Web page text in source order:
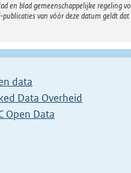
en blad gemeenschappelijke regeling
van vóór deze datum geldt
data
Data Overheid
Open Data